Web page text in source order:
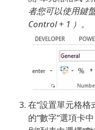
者您可以使用鍵
Control + 1 ）。
在“設置單元格格
的“數字”選項卡